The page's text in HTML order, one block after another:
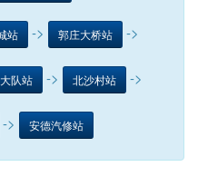
站 -> 郭庄大桥站 ->
队站 -> 北沙村站 ->
-> 安德汽修站